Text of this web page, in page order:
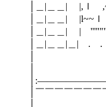
│＿|＿＿| |,
│＿|＿＿|
│＿|＿＿|
│＿|＿
│
│
│￣￣
│ |